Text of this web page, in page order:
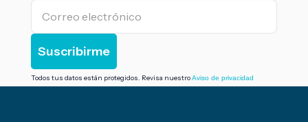
Todos tus datos están protegidos. Revisa nuestroAviso de privacidad